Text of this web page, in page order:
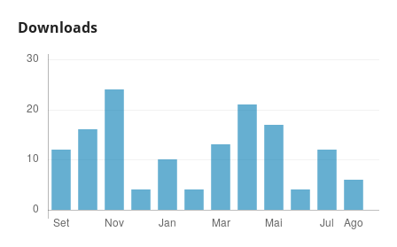
Downloads